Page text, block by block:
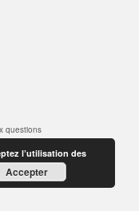
questions
l’utilisation des
Accepter